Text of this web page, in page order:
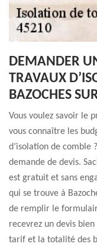
DEMANDER
TRAVAUX
BAZOCHES
Vous voulez savoir le
vous connaître les
d’isolation de comble
demande de devis.
est gratuit et sans
qui se trouve à
de remplir le
recevrez un devis
tarif et la totalité des